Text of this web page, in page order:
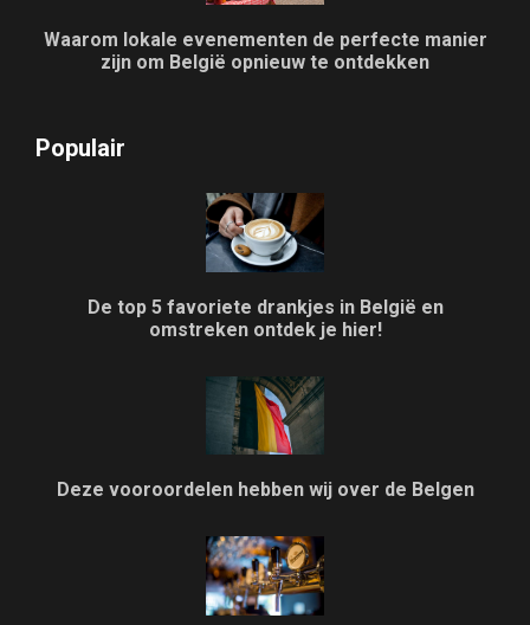
Waarom lokale evenementen de perfecte manier
zijn om België opnieuw te ontdekken
Populair
De top 5 favoriete drankjes in België en
omstreken ontdek je hier!
Deze vooroordelen hebben wij over de Belgen